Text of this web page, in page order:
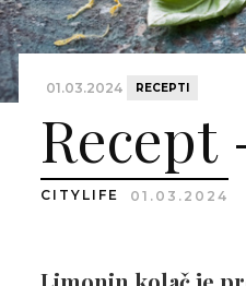
01.03.2024 RECEPTI
CITYLIFE 01.03.2024